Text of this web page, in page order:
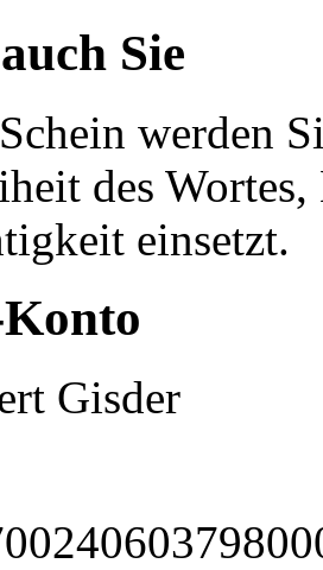
Sie
werden
des
einsetzt.
Gisder